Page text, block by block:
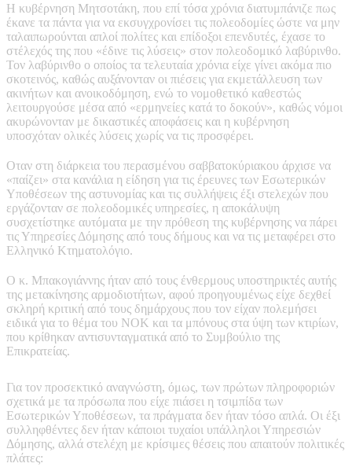
Η κυβέρνηση Μητσοτάκη, που επί τόσα χρόνια διατυμπάνιζε πως
έκανε τα πάντα για να εκσυγχρονίσει τις πολεοδομίες ώστε να μην
ταλαιπωρούνται απλοί πολίτες και επίδοξοι επενδυτές, έχασε το
στέλεχός της που «έδινε τις λύσεις» στον πολεοδομικό λαβύρινθο.
Τον λαβύρινθο ο οποίος τα τελευταία χρόνια είχε γίνει ακόμα πιο
σκοτεινός, καθώς αυξάνονταν οι πιέσεις για εκμετάλλευση των
ακινήτων και ανοικοδόμηση, ενώ το νομοθετικό καθεστώς
λειτουργούσε μέσα από «ερμηνείες κατά το δοκούν», καθώς νόμοι
ακυρώνονταν με δικαστικές αποφάσεις και η κυβέρνηση
υποσχόταν ολικές λύσεις χωρίς να τις προσφέρει.
Οταν στη διάρκεια του περασμένου σαββατοκύριακου άρχισε να
«παίζει» στα κανάλια η είδηση για τις έρευνες των Εσωτερικών
Υποθέσεων της αστυνομίας και τις συλλήψεις έξι στελεχών που
εργάζονταν σε πολεοδομικές υπηρεσίες, η αποκάλυψη
συσχετίστηκε αυτόματα με την πρόθεση της κυβέρνησης να πάρει
τις Υπηρεσίες Δόμησης από τους δήμους και να τις μεταφέρει στο
Ελληνικό Κτηματολόγιο.
Ο κ. Μπακογιάννης ήταν από τους ένθερμους υποστηρικτές αυτής
της μετακίνησης αρμοδιοτήτων, αφού προηγουμένως είχε δεχθεί
σκληρή κριτική από τους δημάρχους που τον είχαν πολεμήσει
ειδικά για το θέμα του ΝΟΚ και τα μπόνους στα ύψη των κτιρίων,
που κρίθηκαν αντισυνταγματικά από το Συμβούλιο της
Επικρατείας.
Για τον προσεκτικό αναγνώστη, όμως, των πρώτων πληροφοριών
σχετικά με τα πρόσωπα που είχε πιάσει η τσιμπίδα των
Εσωτερικών Υποθέσεων, τα πράγματα δεν ήταν τόσο απλά. Οι έξι
συλληφθέντες δεν ήταν κάποιοι τυχαίοι υπάλληλοι Υπηρεσιών
Δόμησης, αλλά στελέχη με κρίσιμες θέσεις που απαιτούν πολιτικές
πλάτες: